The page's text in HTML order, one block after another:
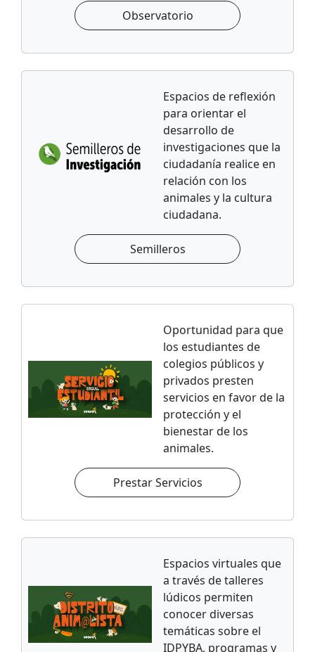
Observatorio
Espacios de reflexión
para orientar el
desarrollo de
investigaciones que la
ciudadanía realice en
relación con los
animales y la cultura
ciudadana.
Semilleros
Oportunidad para que
los estudiantes de
colegios públicos y
privados presten
servicios en favor de la
protección y el
bienestar de los
animales.
Prestar Servicios
Espacios virtuales que
a través de talleres
lúdicos permiten
conocer diversas
temáticas sobre el
IDPYBA, programas y